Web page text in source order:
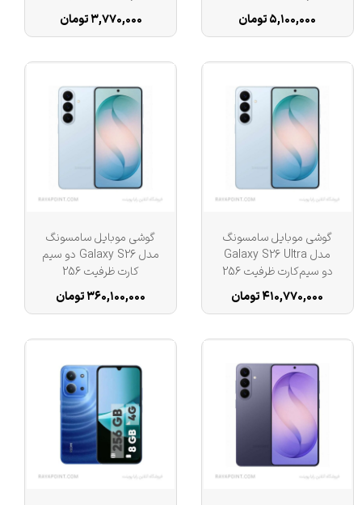
۵,۱۰۰,۰۰۰ تومان
۳,۷۷۰,۰۰۰ تومان
گوشی موبایل سامسونگ
مدل Galaxy S26 Ultra
دو سیم‌کارت ظرفیت 256
گیگابایت و رم 12
گیگابایت
۴۱۰,۷۷۰,۰۰۰ تومان
گوشی موبایل سامسونگ
مدل Galaxy S26 دو سیم
کارت ظرفیت 256
گیگابایت و رم 12
گیگابایت - ویتنام
۳۶۰,۱۰۰,۰۰۰ تومان